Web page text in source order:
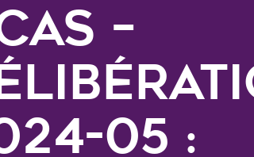
–
05 :